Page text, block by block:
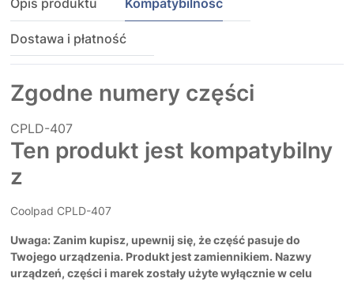
Opis produktu Kompatybilność
Dostawa i płatność
Zgodne numery części
CPLD-407
Ten produkt jest kompatybilny
z
Coolpad CPLD-407
Uwaga: Zanim kupisz, upewnij się, że część pasuje do
Twojego urządzenia. Produkt jest zamiennikiem. Nazwy
urządzeń, części i marek zostały użyte wyłącznie w celu